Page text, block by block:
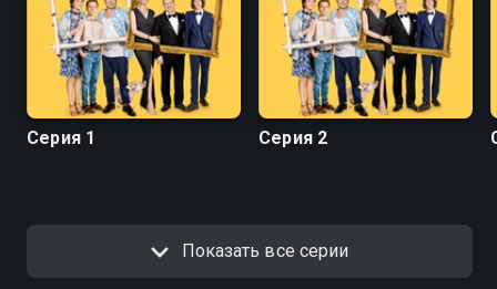
Ивановы вы можете совершенно бесплатно в
хорошем HD качестве на Смотрёшке
Серия 1 Серия 2
Показать все серии